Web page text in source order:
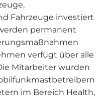
Fahrzeuge investiert
permanent
verfügt über alle
Mitarbeiter wurden
im Bereich Health,